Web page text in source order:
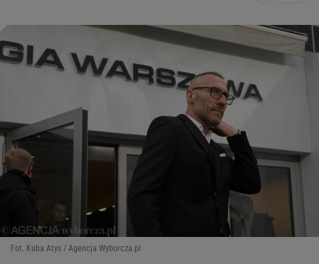
Fot. Kuba Atys / Agencja Wyborcza.pl